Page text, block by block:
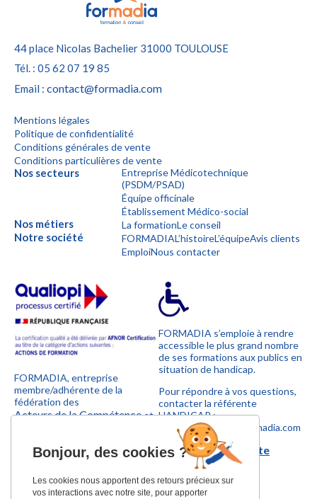
44 place Nicolas Bachelier 31000 TOULOUSE
Tél. : 05 62 07 19 85
Email : contact@formadia.com
Mentions légales
Politique de confidentialité
Conditions générales de vente
Conditions particulières de vente
Nos secteurs
Entreprise Médicotechnique
(PSDM/PSAD)
Équipe officinale
Établissement Médico-social
Nos métiers La formationLe conseil
Notre société FORMADIAL’histoireL’équipeAvis clients
EmploiNous contacter
FORMADIA, entreprise
membre/adhérente de la
fédération des
Acteurs de la Compétenceet
FORMADIA s’emploie à rendre
accessible le plus grand nombre
de ses formations aux publics en
situation de handicap.
Pour répondre à vos questions,
contacter la référente
HANDICAP :
sylvie.marconnet@formadia.com
Télécharger la charte
handicap
Bonjour, des cookies ?
Les cookies nous apportent des retours précieux sur
vos interactions avec notre site, pour apporter